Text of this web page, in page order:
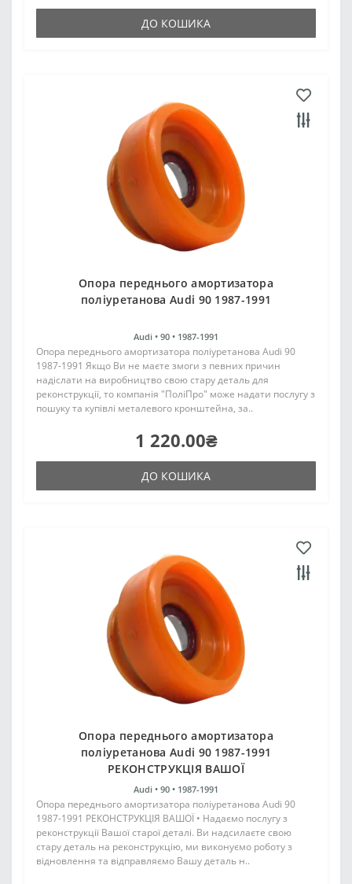
ДО КОШИКА
Опора переднього амортизатора
поліуретанова Audi 90 1987-1991
Audi • 90 • 1987-1991
Опора переднього амортизатора поліуретанова Audi 90
1987-1991 Якщо Ви не маєте змоги з певних причин
надіслати на виробництво свою стару деталь для
реконструкції, то компанія "ПоліПро" може надати послугу з
пошуку та купівлі металевого кронштейна, за..
1 220.00₴
ДО КОШИКА
Опора переднього амортизатора
поліуретанова Audi 90 1987-1991
РЕКОНСТРУКЦІЯ ВАШОЇ
Audi • 90 • 1987-1991
Опора переднього амортизатора поліуретанова Audi 90
1987-1991 РЕКОНСТРУКЦІЯ ВАШОЇ • Надаємо послугу з
реконструкції Вашої старої деталі. Ви надсилаєте свою
стару деталь на реконструкцію, ми виконуємо роботу з
відновлення та відправляємо Вашу деталь н..